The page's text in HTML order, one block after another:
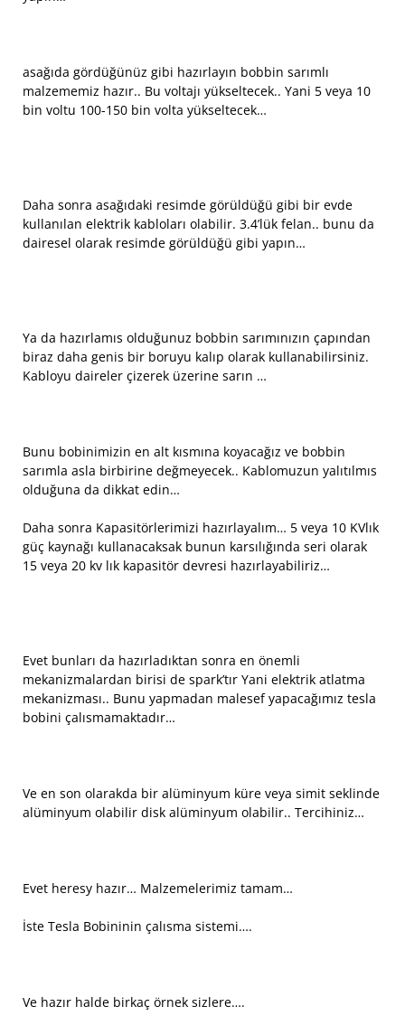
asağıda gördüğünüz gibi hazırlayın bobbin sarımlı
malzememiz hazır.. Bu voltajı yükseltecek.. Yani 5 veya 10
bin voltu 100-150 bin volta yükseltecek…
Daha sonra asağıdaki resimde görüldüğü gibi bir evde
kullanılan elektrik kabloları olabilir. 3.4’lük felan.. bunu da
dairesel olarak resimde görüldüğü gibi yapın…
Ya da hazırlamıs olduğunuz bobbin sarımınızın çapından
biraz daha genis bir boruyu kalıp olarak kullanabilirsiniz.
Kabloyu daireler çizerek üzerine sarın …
Bunu bobinimizin en alt kısmına koyacağız ve bobbin
sarımla asla birbirine değmeyecek.. Kablomuzun yalıtılmıs
olduğuna da dikkat edin…
Daha sonra Kapasitörlerimizi hazırlayalım… 5 veya 10 KVlık
güç kaynağı kullanacaksak bunun karsılığında seri olarak
15 veya 20 kv lık kapasitör devresi hazırlayabiliriz…
Evet bunları da hazırladıktan sonra en önemli
mekanizmalardan birisi de spark’tır Yani elektrik atlatma
mekanizması.. Bunu yapmadan malesef yapacağımız tesla
bobini çalısmamaktadır…
Ve en son olarakda bir alüminyum küre veya simit seklinde
alüminyum olabilir disk alüminyum olabilir.. Tercihiniz…
Evet heresy hazır… Malzemelerimiz tamam…
İste Tesla Bobininin çalısma sistemi….
Ve hazır halde birkaç örnek sizlere….